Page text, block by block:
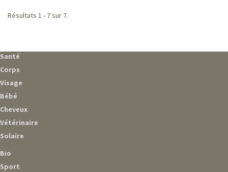
Résultats 1 - 7 sur 7.
Santé
Corps
Visage
Bébé
Cheveux
Vétérinaire
Solaire
Bio
Sport